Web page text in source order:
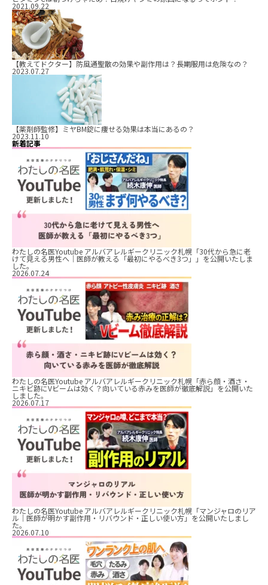
2021.09.22
【教えてドクター】防風通聖散の効果や副作用は？長期服用は危険なの？
2023.07.27
【薬剤師監修】ミヤBM錠に痩せる効果は本当にあるの？
2023.11.10
新着記事
わたしの名医Youtube アルバアレルギークリニック札幌「30代から急に老
けて見える男性へ｜医師が教える「最初にやるべき3つ」」を公開いたしま
した。
2026.07.24
わたしの名医Youtube アルバアレルギークリニック札幌「赤ら顔・酒さ・
ニキビ跡にVビームは効く？向いている赤みを医師が徹底解説」を公開いた
しました。
2026.07.17
わたしの名医Youtube アルバアレルギークリニック札幌「マンジャロのリア
ル｜医師が明かす副作用・リバウンド・正しい使い方」を公開いたしまし
た。
2026.07.10